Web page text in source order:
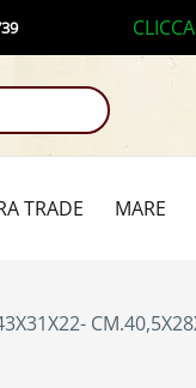
TRADE MARE